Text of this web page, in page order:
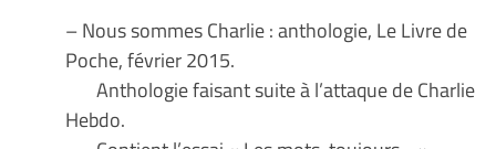
– Nous sommes Charlie : anthologie, Le Livre de
Poche, février 2015.
Anthologie faisant suite à l’attaque de Charlie
Hebdo.